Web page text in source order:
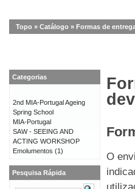
Topo » Catálogo » Formas de
O
Categorias
2nd MIA-Portugal Ageing
Spring School
MIA-Portugal
SAW - SEEING AND
ACTING WORKSHOP
Emolumentos (1)
Pesquisa Rápida